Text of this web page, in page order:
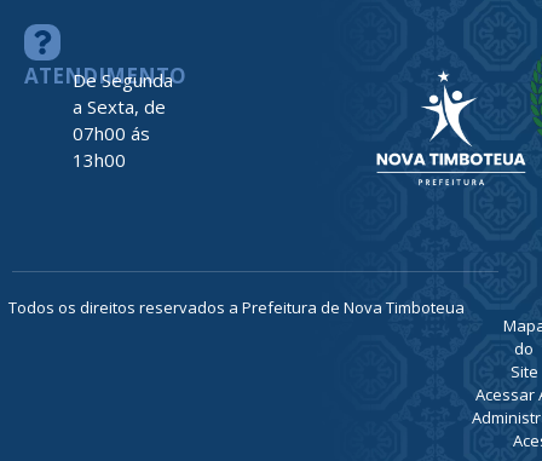
ATENDIMENTO
De Segunda
a Sexta, de
07h00 ás
13h00
Todos os direitos reservados a Prefeitura de Nova Timboteua
do
Site
Acessar